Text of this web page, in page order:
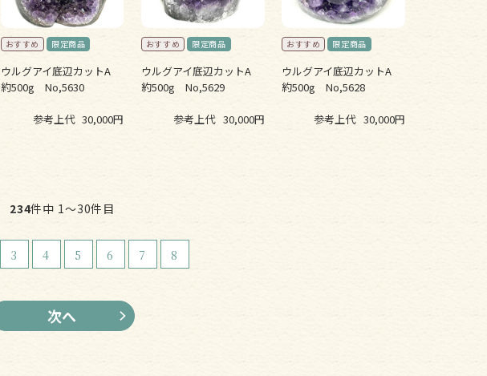
ウルグアイ底辺カットA
約500g No,5630
参考上代 30,000円
ウルグアイ底辺カットA
約500g No,5629
参考上代 30,000円
ウルグアイ底辺カットA
約500g No,5628
参考上代 30,000円
234件中 1〜30件目
3 4 5 6 7 8